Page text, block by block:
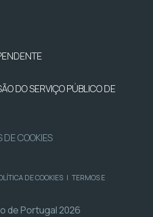
DO SERVIÇO PÚBLICO DE
DE COOKIES
DE COOKIES | TERMOS E
de Portugal 2026